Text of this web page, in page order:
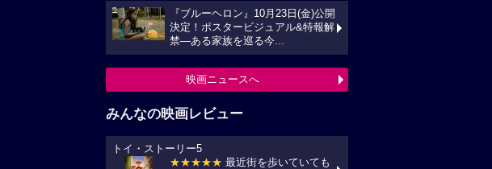
『ブルーヘロン』10月23日(金)公開
決定！ポスタービジュアル&特報解
禁―ある家族を巡る今...
映画ニュースへ
みんなの映画レビュー
トイ・ストーリー5
★★★★★ 最近街を歩いていても